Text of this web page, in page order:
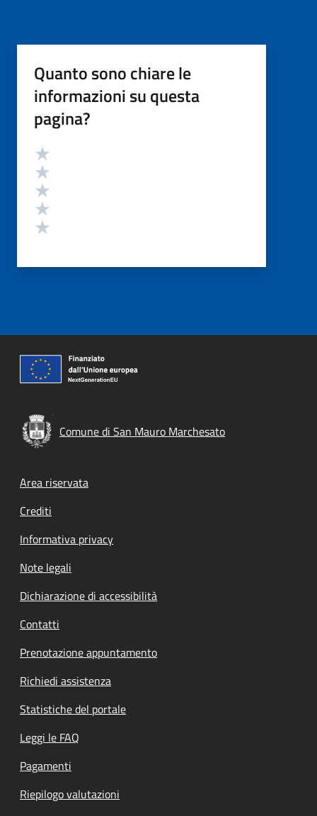
Quanto sono chiare le
informazioni su questa
pagina?
Valutazione
Comune di San Mauro Marchesato
Footer menu
Area riservata
Crediti
Informativa privacy
Note legali
Dichiarazione di accessibilità
Contatti
Prenotazione appuntamento
Richiedi assistenza
Statistiche del portale
Leggi le FAQ
Pagamenti
Riepilogo valutazioni